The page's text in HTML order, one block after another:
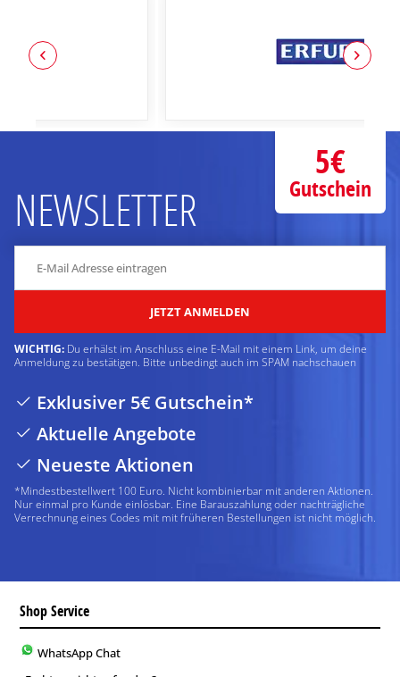
NEWSLETTER
JETZT ANMELDEN
WICHTIG: Du erhälst im Anschluss eine E-Mail mit einem Link, um deine
Anmeldung zu bestätigen. Bitte unbedingt auch im SPAM nachschauen
Exklusiver 5€ Gutschein*
Aktuelle Angebote
Neueste Aktionen
*Mindestbestellwert 100 Euro. Nicht kombinierbar mit anderen Aktionen.
Nur einmal pro Kunde einlösbar. Eine Barauszahlung oder nachträgliche
Verrechnung eines Codes mit mit früheren Bestellungen ist nicht möglich.
5€
Gutschein
Shop Service
WhatsApp Chat